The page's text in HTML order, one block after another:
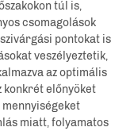
túl is,
csomagolások
pontokat is
veszélyeztetik,
az optimális
konkrét előnyöket
mennyiségeket
miatt, folyamatos